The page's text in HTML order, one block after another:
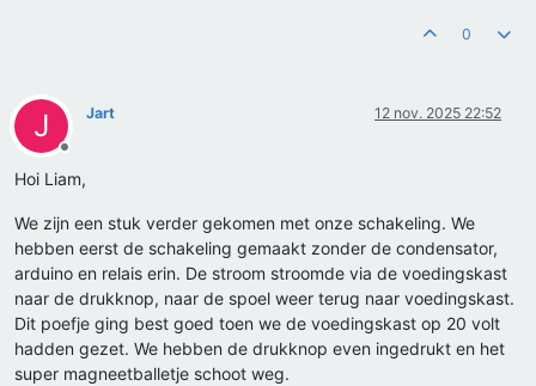
0
J
Offline
Jart 12 nov. 2025 22:52
Hoi Liam,
We zijn een stuk verder gekomen met onze schakeling. We
hebben eerst de schakeling gemaakt zonder de condensator,
arduino en relais erin. De stroom stroomde via de voedingskast
naar de drukknop, naar de spoel weer terug naar voedingskast.
Dit poefje ging best goed toen we de voedingskast op 20 volt
hadden gezet. We hebben de drukknop even ingedrukt en het
super magneetballetje schoot weg.